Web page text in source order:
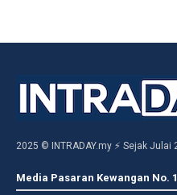
2025 © INTRADAY.my ⚡ Sejak Julai
Media Pasaran Kewangan No.